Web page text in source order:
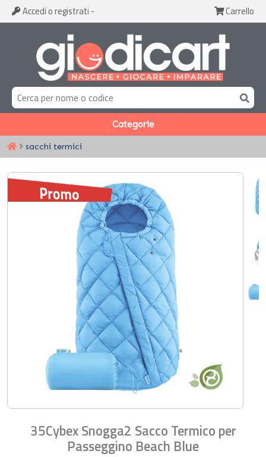
Accedi o registrati - Carrello
Categorie
sacchi termici
35Cybex Snogga2 Sacco Termico per
Passeggino Beach Blue